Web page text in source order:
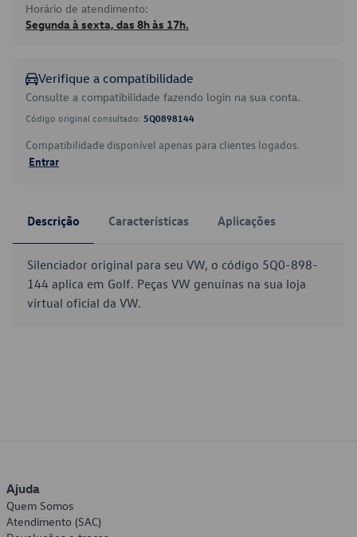
Horário de atendimento:
Segunda à sexta, das 8h às 17h.
Verifique a compatibilidade
Consulte a compatibilidade fazendo login na sua conta.
Código original consultado: 5Q0898144
Compatibilidade disponível apenas para clientes logados.
Entrar
Descrição Características Aplicações
Silenciador original para seu VW, o código 5Q0-898-
144 aplica em Golf. Peças VW genuínas na sua loja
virtual oficial da VW.
Ajuda
Quem Somos
Atendimento (SAC)